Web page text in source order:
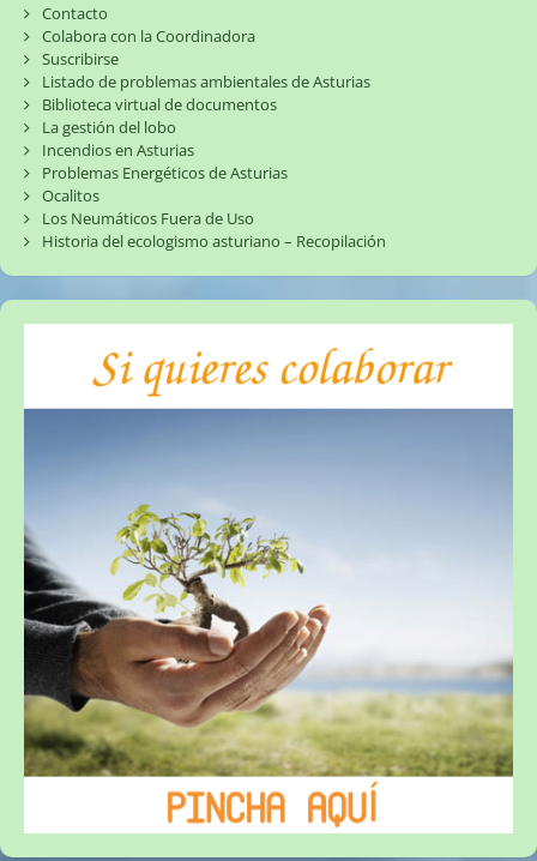
Contacto
Colabora con la Coordinadora
Suscribirse
Listado de problemas ambientales de Asturias
Biblioteca virtual de documentos
La gestión del lobo
Incendios en Asturias
Problemas Energéticos de Asturias
Ocalitos
Los Neumáticos Fuera de Uso
Historia del ecologismo asturiano – Recopilación